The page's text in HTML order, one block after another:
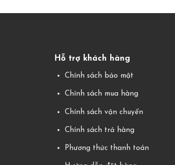
Hỗ trợ khách hàng
Chính sách bảo mật
Chính sách mua hàng
Chính sách vận chuyển
Chính sách trả hàng
Phương thức thanh toán